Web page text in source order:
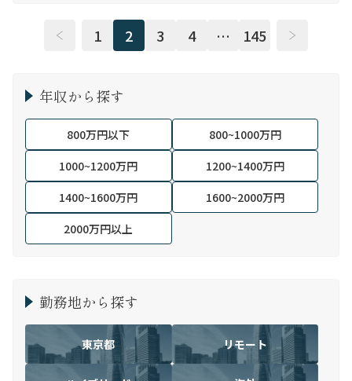
1 2 3 4 … 145
年収から探す
800万円以下
800~1000万円
1000~1200万円
1200~1400万円
1400~1600万円
1600~2000万円
2000万円以上
勤務地から探す
東京都 リモート